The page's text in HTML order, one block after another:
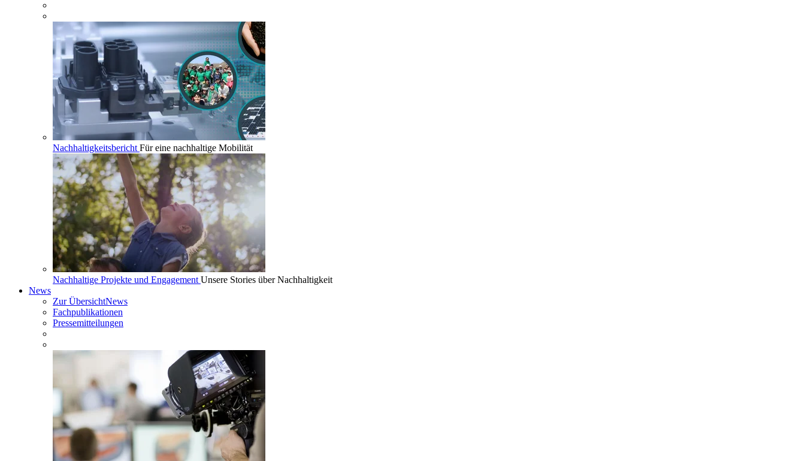
Nachhaltigkeitsbericht Für eine nachhaltige Mobilität
Nachhaltige Projekte und Engagement Unsere Stories über Nachhaltigkeit
News
Zur ÜbersichtNews
Fachpublikationen
Pressemitteilungen